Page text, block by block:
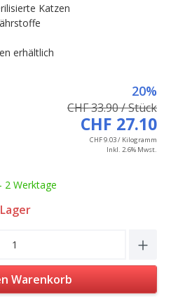
Katzen
erhältlich
20%
CHF 33.90 / Stück
CHF 27.10
CHF 9.03 / Kilogramm
Inkl. 2.6% Mwst.
2 Werktage
Enter the desired
Warenkorb